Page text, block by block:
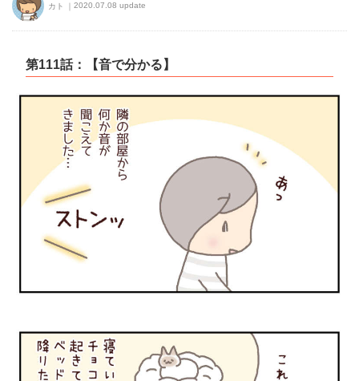
カト 2020.07.08 update
第111話：【音で分かる】